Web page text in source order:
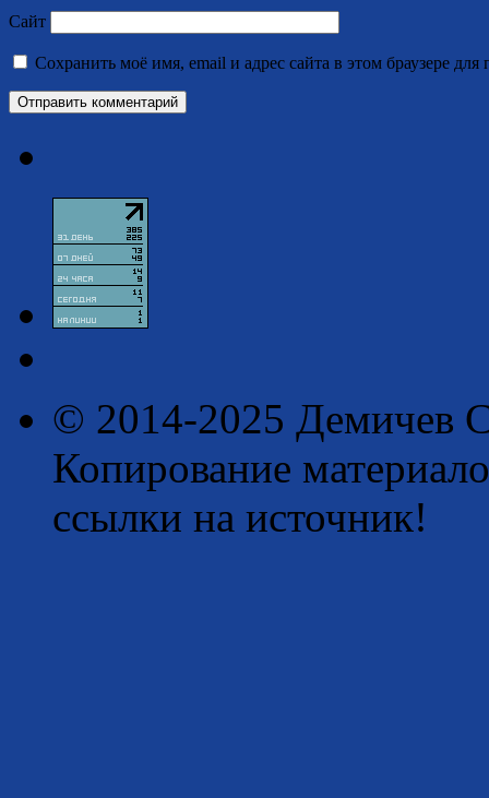
Сайт
Сохранить моё имя, email и адрес сайта в этом браузере
© 2014-2025 Демичев
Копирование
ссылки на источник!